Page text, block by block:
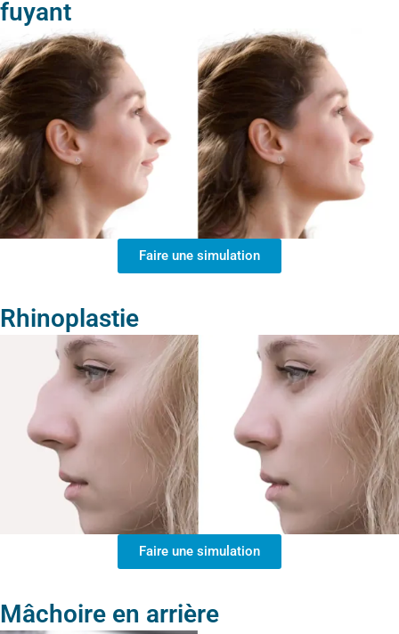
fuyant
Faire une simulation
Rhinoplastie
Faire une simulation
Mâchoire en arrière